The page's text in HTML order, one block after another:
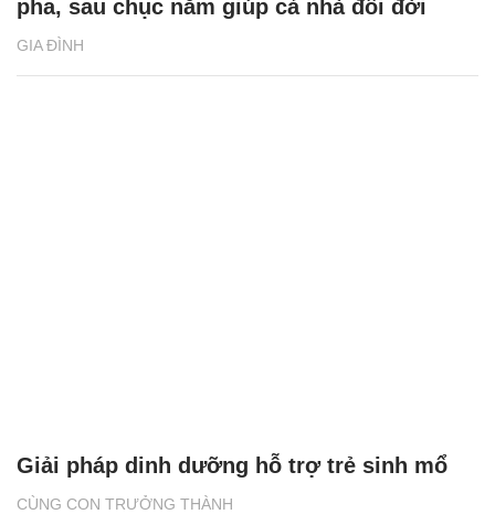
GIA ĐÌNH
pha, sau chục năm giúp cả nhà đổi đời
CÙNG CON TRƯỞNG THÀNH
Giải pháp dinh dưỡng hỗ trợ trẻ sinh mổ